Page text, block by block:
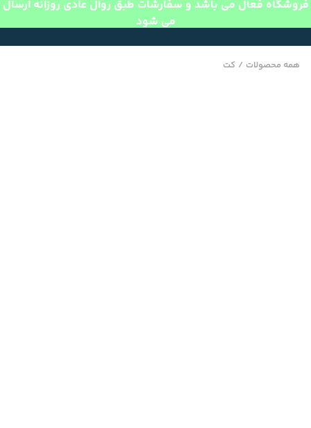
فروشگاه فعال می باشد و سفارشات طبق روال عادی روزانه ارسال
می شود
همه محصولات / کت